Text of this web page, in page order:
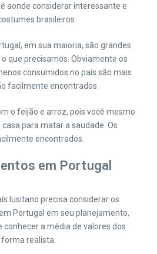
aonde considerar interessante e
brasileiros.
em sua maioria, são grandes
que precisamos. Obviamente os
consumidos no país são mais
facilmente encontrados.
o feijão e arroz, pois você mesmo
para matar a saudade. Os
encontrados.
em Portugal
lusitano precisa considerar os
Portugal em seu planejamento,
a média de valores dos
realista.